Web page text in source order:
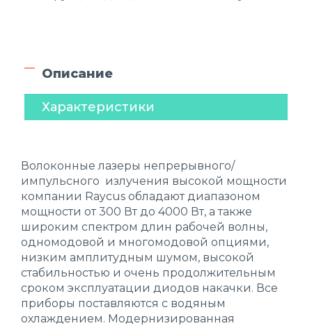
Описание
Характеристики
Волоконные лазеры непрерывного/
импульсного излучения высокой мощности
компании Raycus обладают диапазоном
мощности от 300 Вт до 4000 Вт, а также
широким спектром длин рабочей волны,
одномодовой и многомодовой опциями,
низким амплитудным шумом, высокой
стабильностью и очень продолжительным
сроком эксплуатации диодов накачки. Все
приборы поставляются с водяным
охлаждением. Модернизированная